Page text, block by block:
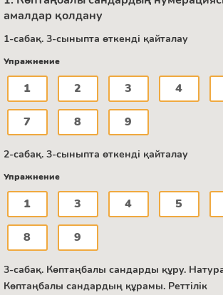
амалдар қолдану
1-сабақ. 3-сыныпта өткенді қайталау
Упражнение
1 2 3 4
7 8 9
2-сабақ. 3-сыныпта өткенді қайталау
Упражнение
1 3 4 5
8 9
3-сабақ. Көптаңбалы сандарды құру.
Көптаңбалы сандардың құрамы. Реттілік